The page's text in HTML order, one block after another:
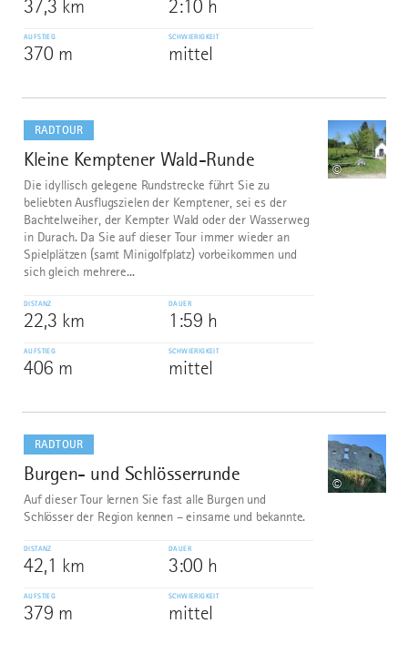
37,3 km 2:10 h
AUFSTIEG
370 m
SCHWIERIGKEIT
mittel
RADTOUR
7
Kleine Kemptener Wald-Runde
©
Die idyllisch gelegene Rundstrecke führt Sie zu
beliebten Ausflugszielen der Kemptener, sei es der
Bachtelweiher, der Kempter Wald oder der Wasserweg
in Durach. Da Sie auf dieser Tour immer wieder an
Spielplätzen (samt Minigolfplatz) vorbeikommen und
sich gleich mehrere...
DISTANZ
22,3 km
DAUER
1:59 h
AUFSTIEG
406 m
SCHWIERIGKEIT
mittel
dazu
RADTOUR
8
Burgen- und Schlösserrunde
©
Auf dieser Tour lernen Sie fast alle Burgen und
Schlösser der Region kennen – einsame und bekannte.
DISTANZ
42,1 km
DAUER
3:00 h
AUFSTIEG
379 m
SCHWIERIGKEIT
mittel
dazu